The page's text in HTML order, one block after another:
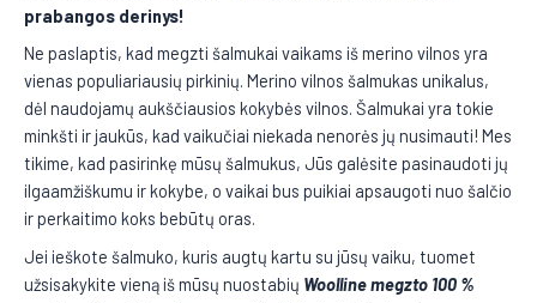
prabangos derinys!
Ne paslaptis, kad megzti šalmukai vaikams iš merino vilnos yra
vienas populiariausių pirkinių. Merino vilnos šalmukas unikalus,
dėl naudojamų aukščiausios kokybės vilnos. Šalmukai yra tokie
minkšti ir jaukūs, kad vaikučiai niekada nenorės jų nusimauti! Mes
tikime, kad pasirinkę mūsų šalmukus, Jūs galėsite pasinaudoti jų
ilgaamžiškumu ir kokybe, o vaikai bus puikiai apsaugoti nuo šalčio
ir perkaitimo koks bebūtų oras.
Jei ieškote šalmuko, kuris augtų kartu su jūsų vaiku, tuomet
užsisakykite vieną iš mūsų nuostabių Woolline megzto 100 %